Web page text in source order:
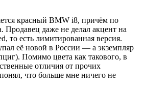
красный BMW i8, причём по
даже не делал акцент на
то есть лимитированная версия.
её новой в России — а экземпляр
Помимо цвета как такового, в
отличия от прочих
что больше мне ничего не